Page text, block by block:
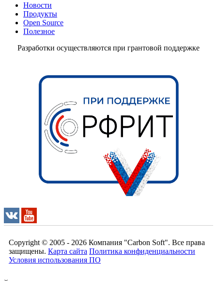
Новости
Продукты
Open Source
Полезное
Разработки осуществляются при грантовой поддержке
Copyright © 2005 - 2026 Компания "Carbon Soft". Все права
защищены. Карта сайта Политика конфиденциальности
Условия использования ПО